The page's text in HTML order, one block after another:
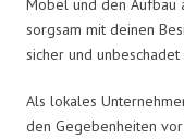
Möbel und den Aufbau
sorgsam mit deinen
sicher und unbeschadet
Als lokales
den Gegebenheiten